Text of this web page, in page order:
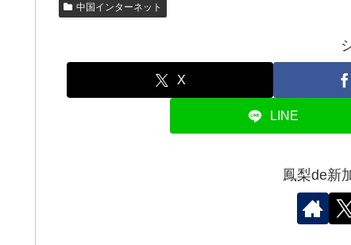
中国インターネット
X
LINE
鳳梨de新